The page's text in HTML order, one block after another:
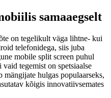
samaaegselt
on tegelikult väga lihtne- kui
telefonidega, siis juba
mobile split screen puhul
tegemist on spetsiaalse
hulgas populaarseks,
kõigis innovatiivsemates